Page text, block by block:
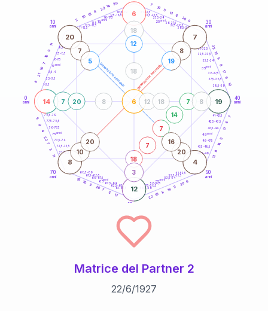
generazione maschile generazione femminile
0
anni
10
anni
30
anni
40
anni
50
anni
60
70
anni
1-2,5
2,5-3,5
3,5-4
6-7,5
7,5-8,5
8,5-9
11-12,5
12,5-13,5
13,5-14
16-17,5
17,5-18,5
18,5-19
21-22,5
22,5-23,5
23,5-24
26-27,5
27,5-28,5
28,5-29
31-32,5
32,5-33,5
33,5-34
36-37,5
37,5-38,5
38,5-39
41-42,5
42,5-43,5
43,5-44
46-47,5
47,5-48,5
48,5-49
51-52,5
52,5-53,5
53,5-54
56-57,5
57,5-58,5
58,5-59
61-62,5
62,5-63,5
63,5-64
66-67,5
67,5-68,5
68,5-69
71-72,5
72,5-73,5
73,5-74
76-77,5
77,5-78,5
78,5-79
8
21
10
7
16
9
11
3
10
18
8
22 14
20 7
19 5
13
6
20
9
22
15
5
8
17
9
10
7
6
11
5
14
9
13
6
20
9
16
8
10
22
17
5
7
20
3
10
18
11
3
7
22
4
9
5
14
6
19
12
6
20 7
8 4
18
7
7
14
7
7
18
8
3
20
12
12 18
8
18
7
5
8
19
10
20
20
16
5anni
15 anni 25anni
35anni
45anni
55anni
65anni
75anni
Matrice del Partner 2
22/6/1927